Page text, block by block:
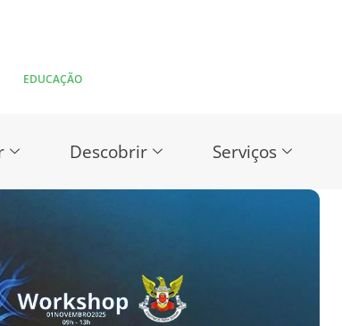
EDUCAÇÃO
Descobrir Serviços